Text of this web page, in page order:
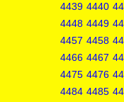
4439 4440
4448 4449
4457 4458
4466 4467
4475 4476
4484 4485